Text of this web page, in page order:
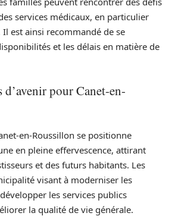
services médicaux, en particulier
est ainsi recommandé de se
et les délais en matière de
d’avenir pour Canet-en-
en-Roussillon se positionne
en pleine effervescence, attirant
et des futurs habitants. Les
visant à moderniser les
les services publics
la qualité de vie générale.